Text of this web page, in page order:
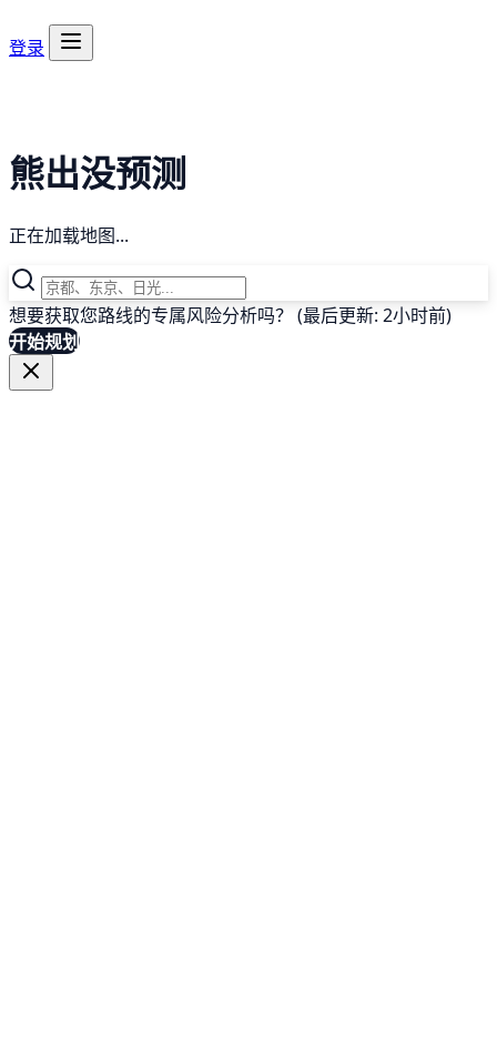
登录
熊出没预测
正在加载地图...
想要获取您路线的专属风险分析吗？ (最后更新: 2小时前)
开始规划